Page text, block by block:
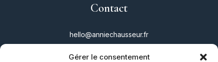
Gérer le consentement
Contact
hello@anniechausseur.fr